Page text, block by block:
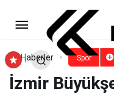
Haberler Spor
İzmir
alanlara taşındı
Yorum Yap